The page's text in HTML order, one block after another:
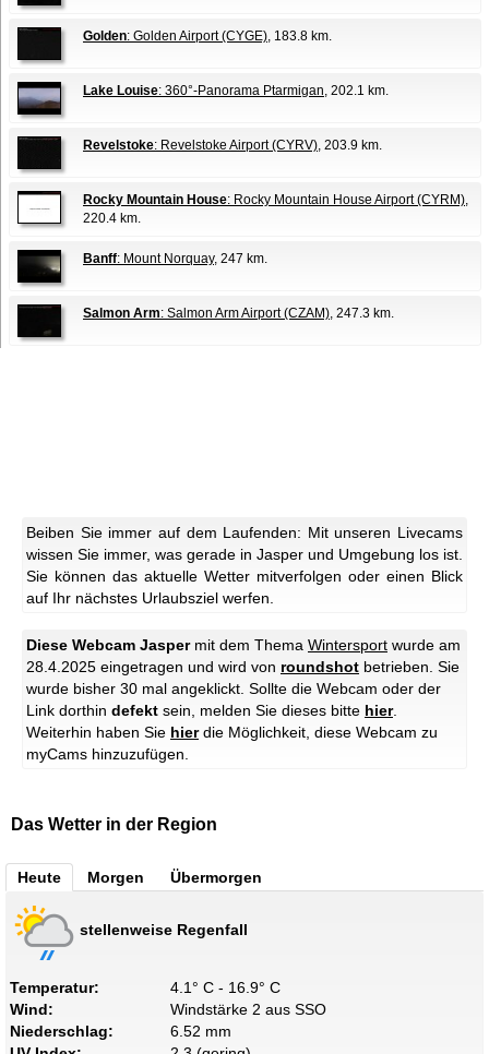
Golden: Golden Airport (CYGE), 183.8 km.
Lake Louise: 360°-Panorama Ptarmigan, 202.1 km.
Revelstoke: Revelstoke Airport (CYRV), 203.9 km.
Rocky Mountain House: Rocky Mountain House Airport (CYRM),
220.4 km.
Banff: Mount Norquay, 247 km.
Salmon Arm: Salmon Arm Airport (CZAM), 247.3 km.
Beiben Sie immer auf dem Laufenden: Mit unseren Livecams
wissen Sie immer, was gerade in Jasper und Umgebung los ist.
Sie können das aktuelle Wetter mitverfolgen oder einen Blick
auf Ihr nächstes Urlaubsziel werfen.
Diese Webcam Jaspermit dem Thema Wintersport wurde am
28.4.2025 eingetragen und wird von roundshot betrieben. Sie
wurde bisher 30 mal angeklickt. Sollte die Webcam oder der
Link dorthin defekt sein, melden Sie dieses bitte hier.
Weiterhin haben Sie hierdie Möglichkeit, diese Webcam zu
myCams hinzuzufügen.
Das Wetter in der Region
Heute Morgen Übermorgen
stellenweise Regenfall
Temperatur:
4.1° C - 16.9° C
Wind:
Windstärke 2 aus SSO
Niederschlag:
6.52 mm